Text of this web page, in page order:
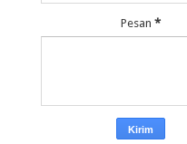
Pesan *